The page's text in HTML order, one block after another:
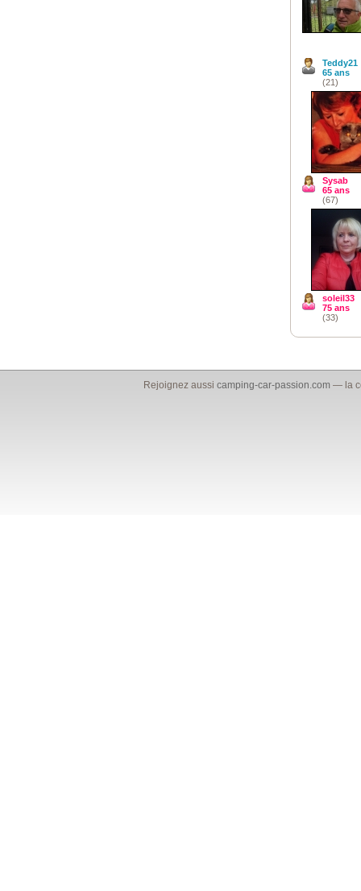
Teddy21
65 ans
(21)
Sysab
65 ans
(67)
soleil33
75 ans
(33)
Rejoignez aussicamping-car-passion.com — la